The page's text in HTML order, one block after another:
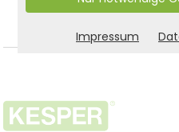
Impressum